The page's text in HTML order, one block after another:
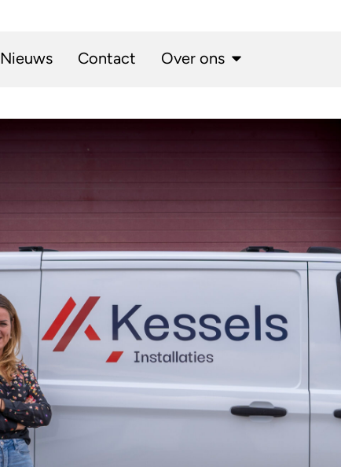
Nieuws Contact Over ons